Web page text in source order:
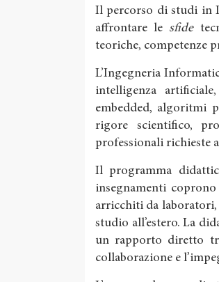
Il percorso di studi in
affrontare le sfide
teoriche, competenze
L’Ingegneria
intelligenza
embedded, algoritmi
rigore scientifico,
professionali richieste
Il programma
insegnamenti
arricchiti da
studio all’estero. La
un rapporto diretto
collaborazione e